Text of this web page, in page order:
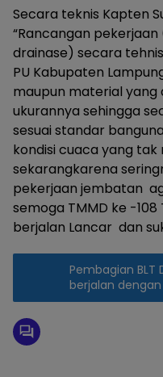
Secara teknis Kapten
“Rancangan
drainase) secara
PU Kabupaten
maupun material
ukurannya sehingga
sesuai standar
kondisi cuaca yang
sekarangkarena
pekerjaan jembatan
semoga TMMD ke -108
berjalan Lancar dan
Pembagian BLT
berjalan